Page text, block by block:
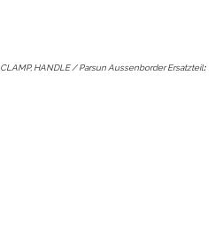
CLAMP, HANDLE / Parsun Aussenborder Ersatzteil: